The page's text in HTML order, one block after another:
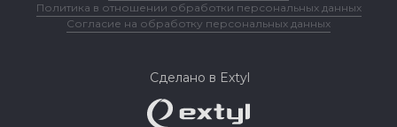
Политика в отношении обработки персональных данных
Согласие на обработку персональных данных
Сделано в Extyl